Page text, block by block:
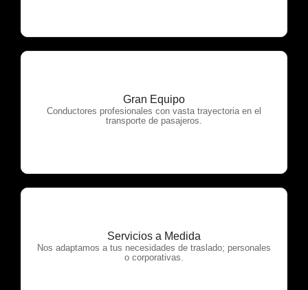
Gran Equipo
Conductores profesionales con vasta trayectoria en el
transporte de pasajeros.
OTP Servicios
Servicios a Medida
Nos adaptamos a tus necesidades de traslado; personales
o corporativas.
OTP Servicios